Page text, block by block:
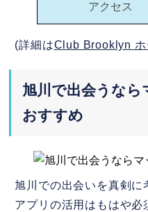
アクセス
(詳細はClub Brooklyn ホ
旭川で出会うな
おすすめ
旭川での出会いを真剣
アプリの活用はもはや必